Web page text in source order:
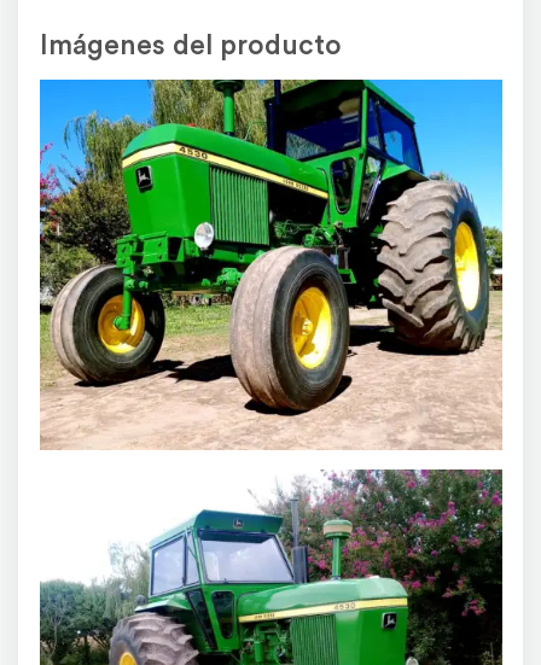
Imágenes del producto